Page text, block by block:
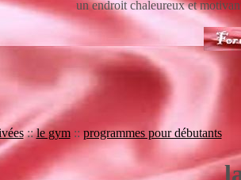
un endroit chaleureux et
::le gym:: programmes pour débutants